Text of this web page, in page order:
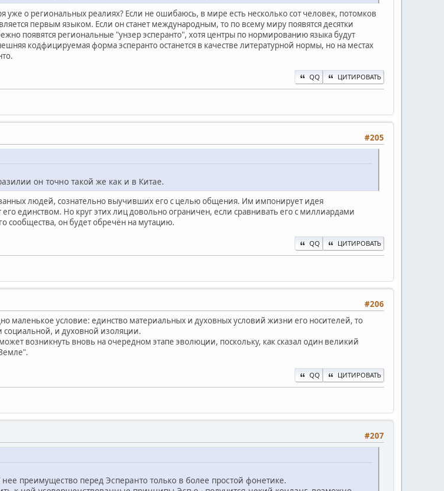
уже о региональных реалиях? Если не ошибаюсь, в мире есть несколько сот человек, потомков
первым языком. Если он станет международным, то по всему миру появятся десятки
появятся региональные "унзер эсперанто", хотя центры по нормированию языка будут
кодфицируемая форма эсперанто останется в качестве литературной нормы, но на местах
QQ ЦИТИРОВАТЬ
#205
он точно такой же как и в Китае.
людей, сознательно выучивших его с целью общения. Им импонирует идея
единством. Но круг этих лиц довольно ограничен, если сравнивать его с миллиардами
сообщества, он будет обречён на мутацию.
QQ ЦИТИРОВАТЬ
#206
маленькое условие: единство материальных и духовных условий жизни его носителей, то
социальной, и духовной изоляции.
возникнуть вновь на очередном этапе эволюции, поскольку, как сказал один великий
QQ ЦИТИРОВАТЬ
#207
преимущество перед Эсперанто только в более простой фонетике.